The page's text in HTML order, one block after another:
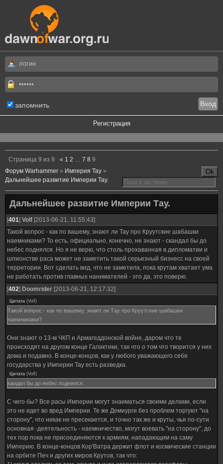
запомнить
Регистрация
.
Страница 9 из 9 « 1 2 … 7 8 9
Форум Warhammer » Империя Тау »
Дальнейшее развитие Империи Тау.
Дальнейшее развитие Империи Тау.
[401] Volf [2013-06-21, 11:55:43]
Такой вопрос - как по вашему, знают ли Тау про Круутские шабашки
наемниками? То есть, официально, конечно, не знают - скандал бы до
небес поднялся. Но я не верю, что столь прохаванная в дипломатии и
шпионстве раса может не заметить такой серьезный бизнесс на своей
территории. Вот сделать вид, что не заметила, пока крутам хватает ума
не работать против главных нанимателей - это да, это поверю.
[402] Doomrider [2013-06-21, 12:17:32]
Цитата (Volf)
Такой вопрос - как по вашему, знают ли Тау про Круутские шабашки
наемниками?
Они знают о 13-м ЧКП и Армагеддонской войне, даром что те
происходят на другом конце Галактики, так что о том что творится у них
дома и подавно. В конце-концов, как у любого уважающего себя
государства у Империи Тау есть разведка.
Цитата (Volf)
кандал бы до небес поднялся.
С чего бы? Все расы Империи могут знаиматься своими делами, если
это не идет во вред Империи. Те же Демиурги без проблем торгуют "на
сторону", что никак не пресекается, и точно так же и круты, чья по-сути
основная -деятельность - наемничество, могут воевать "на сторону", до
тех пор пока не присоединяются к армиям, нападающим на саму
Империю. В конце-концов Кор'Ватра держит флот и космические станции
на орбите Печ и других миров Крутов, так что: